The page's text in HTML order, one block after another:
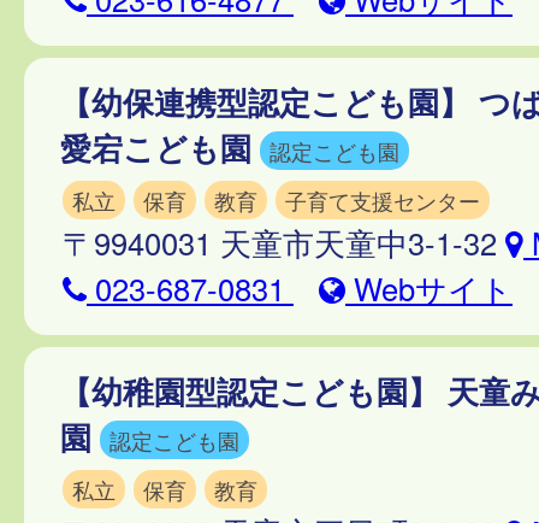
【幼保連携型認定こども園】 つ
愛宕こども園
認定こども園
私立
保育 教育 子育て支援センター
〒9940031 天童市天童中3-1-32
023-687-0831
Webサイト
【幼稚園型認定こども園】 天童
園
認定こども園
私立
保育 教育